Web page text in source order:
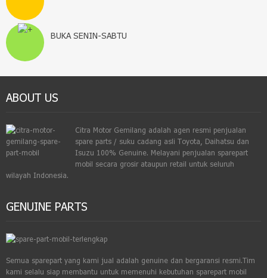
BUKA SENIN-SABTU
ABOUT US
Citra Motor Gemilang adalah agen resmi penjualan
spare parts / suku cadang asli Toyota, Daihatsu dan
Isuzu 100% Genuine. Melayani penjualan sparepart
mobil secara grosir ataupun retail untuk seluruh
wilayah Indonesia.
GENUINE PARTS
Semua sparepart yang kami jual adalah genuine dan bergaransi resmi.Tim
kami selalu siap membantu untuk memenuhi kebutuhan sparepart mobil